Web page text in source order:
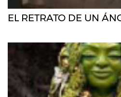
EL RETRATO DE UN